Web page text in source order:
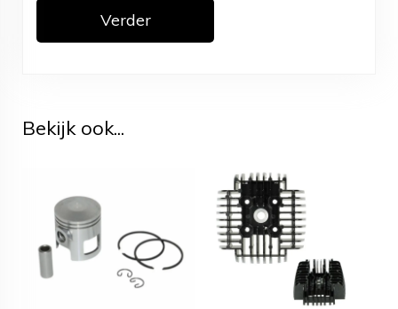
Verder
Bekijk ook...